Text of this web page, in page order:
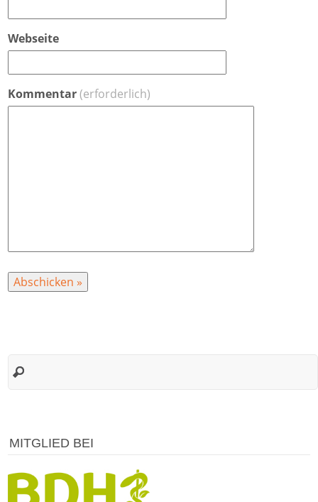
Webseite
Kommentar(erforderlich)
MITGLIED BEI